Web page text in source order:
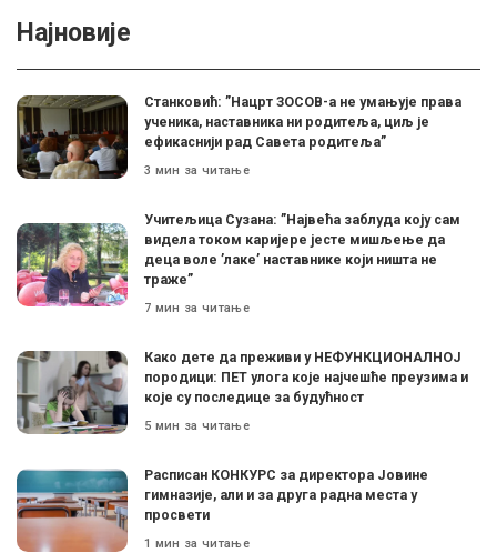
Најновије
Станковић: ”Нацрт ЗОСОВ-а не умањује права
ученика, наставника ни родитеља, циљ је
ефикаснији рад Савета родитеља”
3 мин за читање
Учитељица Сузана: ”Највећа заблуда коју сам
видела током каријере јесте мишљење да
деца воле ’лаке’ наставнике који ништа не
траже”
7 мин за читање
Како дете да преживи у НЕФУНКЦИОНАЛНОЈ
породици: ПЕТ улога које најчешће преузима и
које су последице за будућност
5 мин за читање
Расписан КОНКУРС за директора Јовине
гимназије, али и за друга радна места у
просвети
1 мин за читање